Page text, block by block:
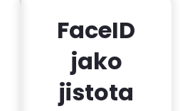
FaceID
jako
jistota